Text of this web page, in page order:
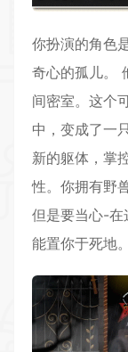
你扮演的角色
奇心的孤儿。
间密室。这个
中，变成了一
新的躯体，掌
性。你拥有野
但是要当心-在
能置你于死地。